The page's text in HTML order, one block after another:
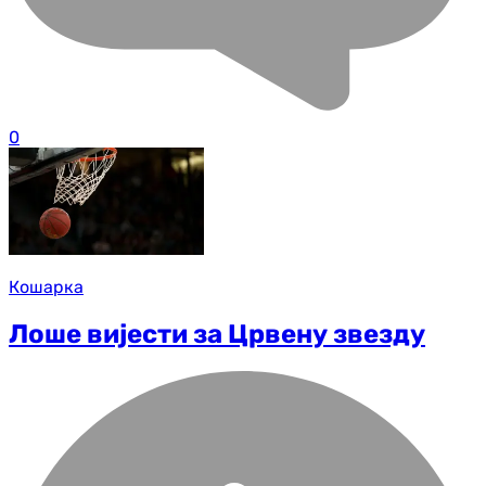
0
Кошарка
Лоше вијести за Црвену звезду